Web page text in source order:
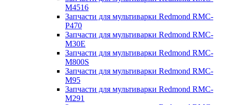
M4516
Запчасти для мультиварки Redmond RMC-
P470
Запчасти для мультиварки Redmond RMC-
M30E
Запчасти для мультиварки Redmond RMC-
M800S
Запчасти для мультиварки Redmond RMC-
M95
Запчасти для мультиварки Redmond RMC-
M291